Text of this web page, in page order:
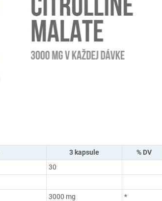
3 kapsule
% DV
30
3000 mg *